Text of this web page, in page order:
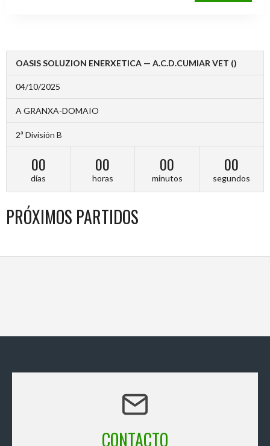
2024-
OASIS SOLUZION ENERXETICA — A.C.D.CUMIAR VET ()
04/10/2025
A GRANXA-DOMAIO
2ª División B
00
días
00
horas
00
minutos
00
segundos
PRÓXIMOS PARTIDOS
CONTACTO